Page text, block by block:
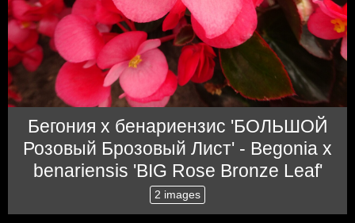
Бегония x бенариензис 'БОЛЬШОЙ
Розовый Брозовый Лист' - Begonia x
benariensis 'BIG Rose Bronze Leaf'
2 images